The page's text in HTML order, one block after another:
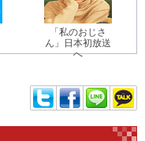
「私のおじさ
ん」日本初放送
へ